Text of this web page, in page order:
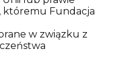
któremu Fundacja
w związku z